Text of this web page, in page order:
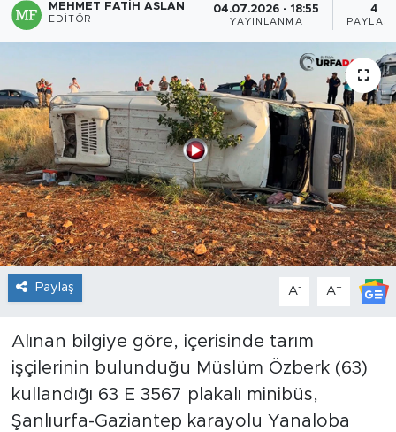
MEHMET FATIH ASLAN
EDITÖR
04.07.2026 - 18:55
YAYINLANMA
4
Paylaş A- A+
Alınan bilgiye göre, içerisinde tarım
işçilerinin bulunduğu Müslüm Özberk (63)
kullandığı 63 E 3567 plakalı minibüs,
Şanlıurfa-Gaziantep karayolu Yanaloba